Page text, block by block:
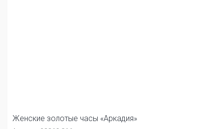
Женские золотые часы «Аркадия»